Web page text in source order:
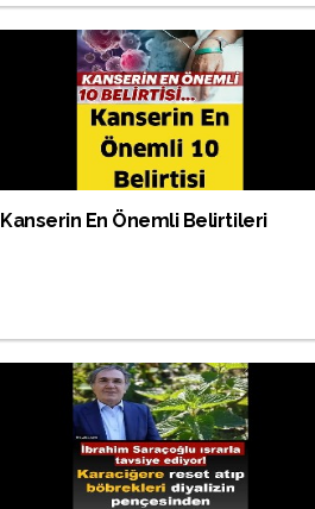
Kanserin En Önemli Belirtileri